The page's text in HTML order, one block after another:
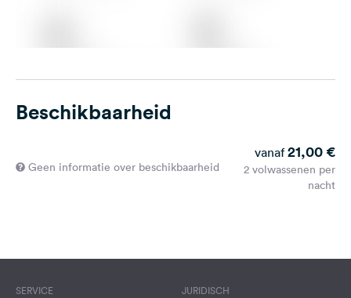
Beschikbaarheid
Geen informatie over beschikbaarheid
vanaf 21,00 €
2 volwassenen per
nacht
SERVICE JURIDISCH